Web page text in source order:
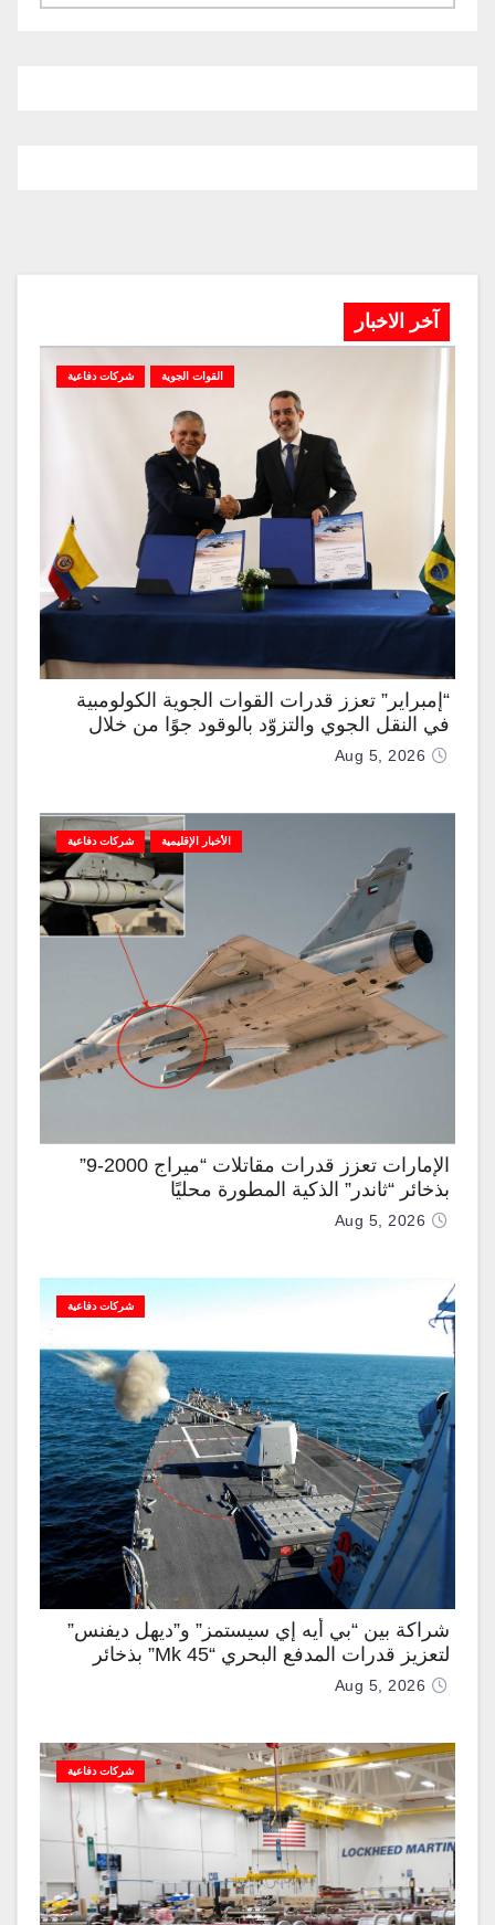
آخر الاخبار
القوات الجوية شركات دفاعية
“إمبراير” تعزز قدرات القوات الجوية الكولومبية
في النقل الجوي والتزوّد بالوقود جوًا من خلال
تزويدها بطائرتي “كيه سي-390 ميلينيوم”
Aug 5, 2026
الأخبار الإقليمية شركات دفاعية
الإمارات تعزز قدرات مقاتلات “ميراج 2000-9”
بذخائر “ثاندر” الذكية المطورة محليًا
Aug 5, 2026
شركات دفاعية
شراكة بين “بي أيه إي سيستمز” و”ديهل ديفنس”
لتعزيز قدرات المدفع البحري “Mk 45” بذخائر
موجهة وصواريخ “IRIS-T”
Aug 5, 2026
شركات دفاعية